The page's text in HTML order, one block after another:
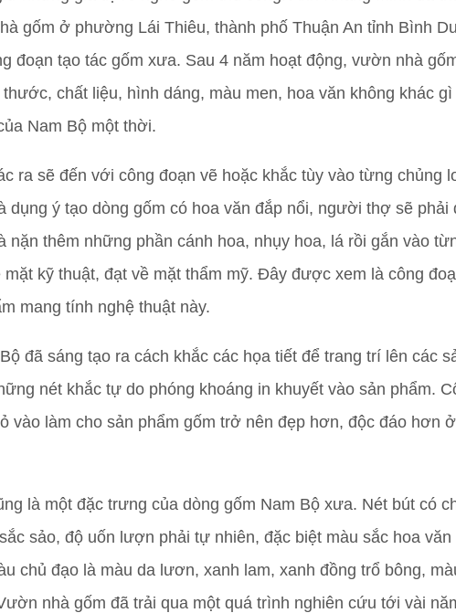
gốm ở phường Lái Thiêu, thành phố Thuận An tỉnh Bình
đoạn tạo tác gốm xưa. Sau 4 năm hoạt động, vườn nhà
chất liệu, hình dáng, màu men, hoa văn không khác
Nam Bộ một thời.
ra sẽ đến với công đoạn vẽ hoặc khắc tùy vào từng chủng
dụng ý tạo dòng gốm có hoa văn đắp nổi, người thợ sẽ phải
nặn thêm những phần cánh hoa, nhụy hoa, lá rồi gắn vào
kỹ thuật, đạt về mặt thẩm mỹ. Đây được xem là công
mang tính nghệ thuật này.
đã sáng tạo ra cách khắc các họa tiết để trang trí lên các
nét khắc tự do phóng khoáng in khuyết vào sản phẩm.
vào làm cho sản phẩm gốm trở nên đẹp hơn, độc đáo hơn
là một đặc trưng của dòng gốm Nam Bộ xưa. Nét bút có
sảo, độ uốn lượn phải tự nhiên, đặc biệt màu sắc hoa văn
chủ đạo là màu da lươn, xanh lam, xanh đồng trổ bông,
nhà gốm đã trải qua một quá trình nghiên cứu tới vài